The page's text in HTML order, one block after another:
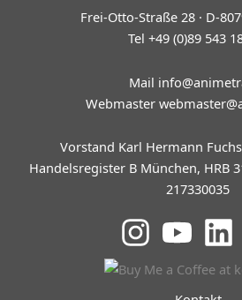
Frei-Otto-Straße 28 · D-
Tel +49 (0)89 543
Mail
Webmaster
Vorstand Karl Hermann Fuchs
Handelsregister B München, HRB
217330035